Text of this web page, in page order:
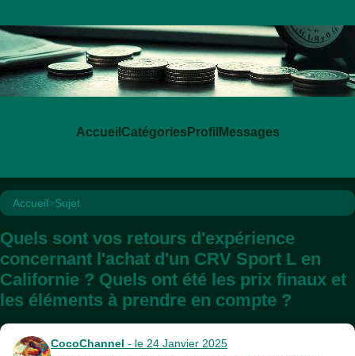
Accueil Catégories Profil Messages
Accueil>Sujet
Quels sont vos retours d'expérience
concernant l'achat d'un CRV Sport L en
Californie ? Quels ont été les prix finaux et
les éléments à prendre en compte ?
CocoChannel - le 24 Janvier 2025